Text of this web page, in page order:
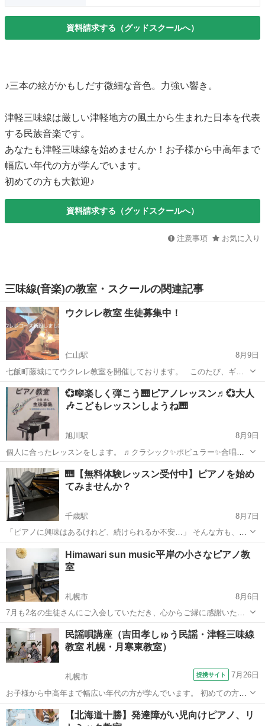
資料請求する（グッドスクールへ）
♪三本の絃がかもしだす微細な音色。力強い響き。
津軽三味線は厳しい津軽地方の風土から生まれた日本を代表
する民族音楽です。
あなたも津軽三味線を始めませんか！お子様から中高年まで
幅広い年代の方が学んでいます。
初めての方も大歓迎♪
資料請求する（グッドスクールへ）
注意事項 お気に入り
三味線(音楽)の教室・スクールの関連記事
ウクレレ教室 生徒募集中！
仁山駅
8月9日
七飯町藤城にてウクレレ教室を開催しております。 このたび、ギタ
ー教室OWLにウクレレコースを新設することになりました！ 気軽に始
められて、どこでも楽しめる小さな楽器。 ギターとはまたひと味ちが
う、やさしい音色を一緒に楽し...
北海道 亀田郡 仁山駅 ウクレレ インスタグラム
💞🎼楽しく弾こう🎹ピアノレッスン♬💞大人
🎶こどもレッスンしようね🎹
旭川駅
8月9日
個人に合ったレッスンをします。 ♬クラシック✨️ポピュラー✨️合唱伴
奏✨️コンクール色々に対応致します😊 💓うたの教室もありますよ🎶 年
1回発表会があります。楽しいですよ＼(^o^)／ 場所により、出張レッ
スン致します...
北海道 旭川市 旭川駅 ピアノ ピアノレッスン
🎹【無料体験レッスン受付中】ピアノを始め
てみませんか？
千歳駅
8月7日
「ピアノに興味はあるけれど、続けられるか不安…」 そんな方も、ま
ずは無料体験レッスンから始めてみませんか？ 当教室では、一人ひと
りのペースを大切にしながら、楽しく学べるレッスンを行っていま
す。 🎵 初めてピアノに触れるお...
北海道 千歳市 レッスン
Himawari sun music平岸の小さなピアノ教
室
札幌市
8月6日
7月も2名の生徒さんにご入会していただき、心からご縁に感謝いたし
ます。 またこの時期は、中学校の合唱コンクールのピアノ伴奏の生徒
さんも短期で、レッスンに来ていただいております。 学校でのピアノ
伴奏や保育士試験の課題曲など、短...
北海道 札幌市 ピアノ レッスン
民謡唄講座（吉田孝しゅう民謡・津軽三味線
教室 札幌・月寒東教室）
札幌市 提携サイト 7月26日
お子様から中高年まで幅広い年代の方が学んでいます。 初めての方も
大歓迎♪
北海道 札幌市 その他
【北海道十勝】発達障がい児向けピアノ、リ